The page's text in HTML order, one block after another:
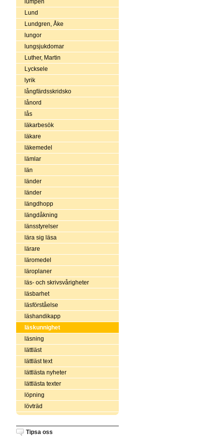
lumpen
Lund
Lundgren, Åke
lungor
lungsjukdomar
Luther, Martin
Lycksele
lyrik
långfärdsskridsko
lånord
lås
läkarbesök
läkare
läkemedel
lämlar
län
länder
länder
längdhopp
längdåkning
länsstyrelser
lära sig läsa
lärare
läromedel
läroplaner
läs- och skrivsvårigheter
läsbarhet
läsförståelse
läshandikapp
läskunnighet
läsning
lättläst
lättläst text
lättlästa nyheter
lättlästa texter
löpning
lövträd
Tipsa oss